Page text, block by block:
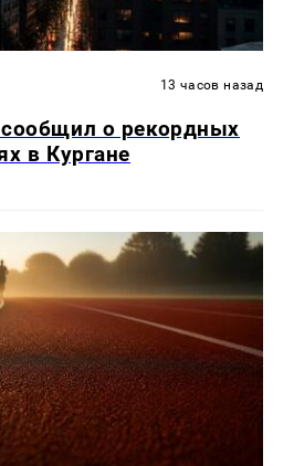
13 часов назад
о рекордных
в Кургане